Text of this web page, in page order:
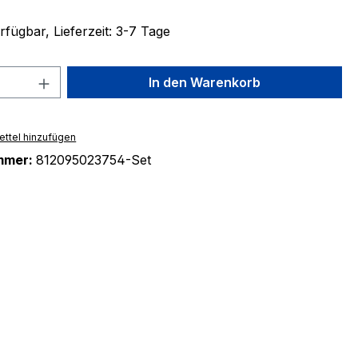
Lieferzeit: 3-7 Tage
Anzahl: Gib den gewünschten Wert
In den Warenkorb
hinzufügen
812095023754-Set